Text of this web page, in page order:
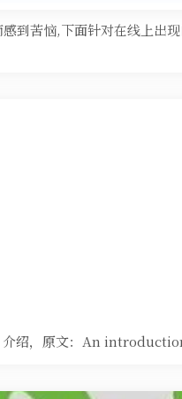
到苦恼,下面针对在线上出
介绍，原文：An